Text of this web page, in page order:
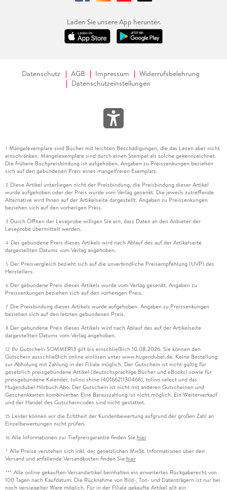
Laden Sie unsere App herunter.
Datenschutz AGB Impressum
Widerrufsbelehrung
Datenschutzeinstellungen
1 Mängelexemplare sind Bücher mit leichten Beschädigungen, die das Lesen aber nicht
einschränken. Mängelexemplare sind durch einen Stempel als solche gekennzeichnet.
Die frühere Buchpreisbindung ist aufgehoben. Angaben zu Preissenkungen beziehen
sich auf den gebundenen Preis eines mangelfreien Exemplars.
2 Diese Artikel unterliegen nicht der Preisbindung, die Preisbindung dieser Artikel
wurde aufgehoben oder der Preis wurde vom Verlag gesenkt. Die jeweils zutreffende
Alternative wird Ihnen auf der Artikelseite dargestellt. Angaben zu Preissenkungen
beziehen sich auf den vorherigen Preis.
3 Durch Öffnen der Leseprobe willigen Sie ein, dass Daten an den Anbieter der
Leseprobe übermittelt werden.
4 Der gebundene Preis dieses Artikels wird nach Ablauf des auf der Artikelseite
dargestellten Datums vom Verlag angehoben.
5 Der Preisvergleich bezieht sich auf die unverbindliche Preisempfehlung (UVP) des
Herstellers.
6 Der gebundene Preis dieses Artikels wurde vom Verlag gesenkt. Angaben zu
Preissenkungen beziehen sich auf den vorherigen Preis.
7 Die Preisbindung dieses Artikels wurde aufgehoben. Angaben zu Preissenkungen
beziehen sich auf den letzten gebundenen Preis.
8 Der gebundene Preis dieses Artikels wird nach Ablauf des auf der Artikelseite
dargestellten Datums vom Verlag angehoben.
12 Ihr Gutschein SOMMER13 gilt bis einschließlich 10.08.2026. Sie können den
Gutschein ausschließlich online einlösen unter www.hugendubel.de. Keine Bestellung
zur Abholung mit Zahlung in der Filiale möglich. Der Gutschein ist nicht gültig für
gesetzlich preisgebundene Artikel (deutschsprachige Bücher und eBooks) sowie für
preisgebundene Kalender, tolino shine (4016621130466), tolino select und das
Hugendubel Hörbuch Abo. Der Gutschein ist nicht mit anderen Gutscheinen und
Geschenkkarten kombinierbar. Eine Barauszahlung ist nicht möglich. Ein Weiterverkauf
und der Handel des Gutscheincodes sind nicht gestattet.
15 Leider können wir die Echtheit der Kundenbewertung aufgrund der großen Zahl an
Einzelbewertungen nicht prüfen.
16 Alle Informationen zur Tiefpreisgarantie finden Sie hier
* Alle Preise verstehen sich inkl. der gesetzlichen MwSt. Informationen über den
Versand und anfallende Versandkosten finden Sie hier
*** Alle online gekauften Versandartikel beinhalten ein erweitertes Rückgaberecht von
100 Tagen nach Kaufdatum. Die Rücknahme von Bild-, Ton- und Datenträgern ist nur bei
noch versiegelter Ware möglich. Für in der Filiale gekaufte Artikel gilt ein